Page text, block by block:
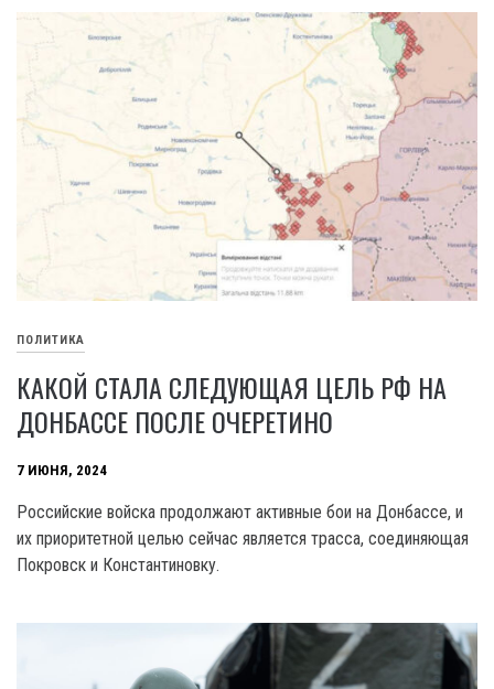
ПОЛИТИКА
КАКОЙ СТАЛА СЛЕДУЮЩАЯ ЦЕЛЬ РФ НА
ДОНБАССЕ ПОСЛЕ ОЧЕРЕТИНО
7 ИЮНЯ, 2024
Российские войска продолжают активные бои на Донбассе, и
их приоритетной целью сейчас является трасса, соединяющая
Покровск и Константиновку.